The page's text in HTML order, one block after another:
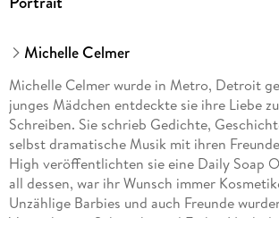
Michelle Celmer
Michelle Celmer wurde in Metro, Detroit
junges Mädchen entdeckte sie ihre Liebe
Schreiben. Sie schrieb Gedichte,
selbst dramatische Musik mit ihren
High veröffentlichten sie eine Daily Soap
all dessen, war ihr Wunsch immer
Unzählige Barbies und auch Freunde
Versuche mit Schminke und Farbe. Nach